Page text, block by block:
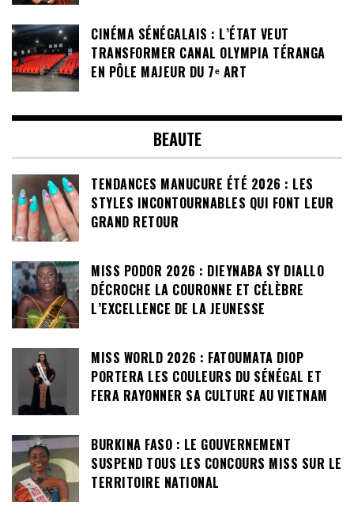
CINÉMA SÉNÉGALAIS : L’ÉTAT VEUT
TRANSFORMER CANAL OLYMPIA TÉRANGA
EN PÔLE MAJEUR DU 7ᵉ ART
BEAUTE
TENDANCES MANUCURE ÉTÉ 2026 : LES
STYLES INCONTOURNABLES QUI FONT LEUR
GRAND RETOUR
MISS PODOR 2026 : DIEYNABA SY DIALLO
DÉCROCHE LA COURONNE ET CÉLÈBRE
L’EXCELLENCE DE LA JEUNESSE
MISS WORLD 2026 : FATOUMATA DIOP
PORTERA LES COULEURS DU SÉNÉGAL ET
FERA RAYONNER SA CULTURE AU VIETNAM
BURKINA FASO : LE GOUVERNEMENT
SUSPEND TOUS LES CONCOURS MISS SUR LE
TERRITOIRE NATIONAL